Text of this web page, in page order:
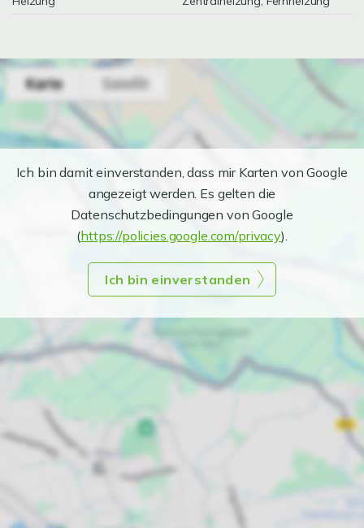
Ich bin damit einverstanden, dass mir Karten von Google
angezeigt werden. Es gelten die
Datenschutzbedingungen von Google
(https://policies.google.com/privacy).
Ich bin einverstanden